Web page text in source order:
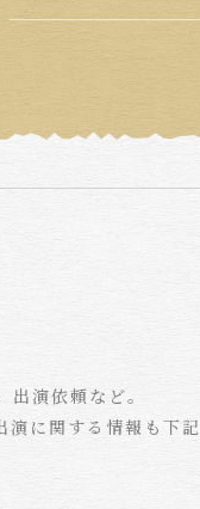
演依頼など。
演に関する情報も下記